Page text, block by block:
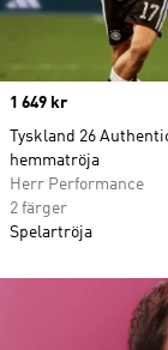
Price
1 649 kr
Tyskland 26
hemmatröja
Herr Performance
2 färger
Spelartröja